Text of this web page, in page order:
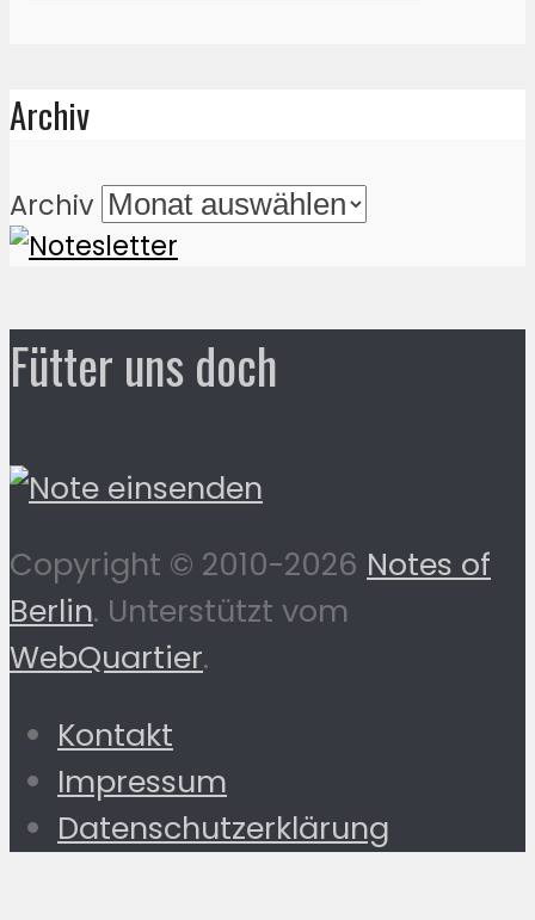
Archiv
Archiv
Fütter uns doch
Copyright © 2010-2026 Notes of
Berlin. Unterstützt vom
WebQuartier.
Kontakt
Impressum
Datenschutzerklärung